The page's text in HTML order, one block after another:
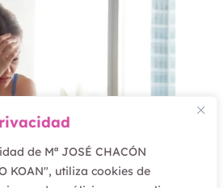
de Mª JOSÉ CHACÓN
KOAN", utiliza cookies de